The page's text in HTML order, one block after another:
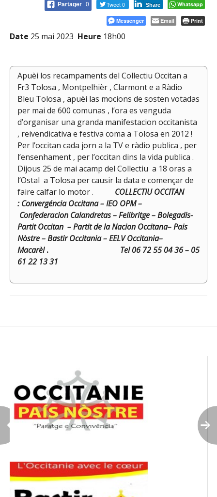
Partager 0 Tweet 0 Share Whatsapp
Messenger Email Print
Date 25 mai 2023 Heure 18h00
Apuèi los recampaments del Collectiu Occitan a
Fr3 Tolosa , Montpelhièr , Clarmont e a Ràdio
Bleu Tolosa , apuèi las mocions de sosten votadas
per mai de 600 comunas , l’ora es venguda
d’organisar una granda manifestacion occitanista
, reivendicativa e festiva coma a Tolosa en 2012 !
Per l’occitan cada jorn a la TV e ràdio publica , per
l’ensenhament , per l’occitan dins la vida publica .
Dijous 25 de mai acamp del Collectiu a 18 oras a
l’Ostal a Tolosa per causir la data e començar de
faire calfar lo motor .
COLLECTIUOCCITAN
: Convergéncia Occitana – IEO OPM –
Confederacion Calandretas – Felibritge – Bolegadis-
Partit Occitan – Partit de la Nacion Occitana– Pais
Nòstre – Bastir Occitania – EELV Occitania–
Macarèl. Tel 06 72 55 04 36 – 05
61 22 13 31